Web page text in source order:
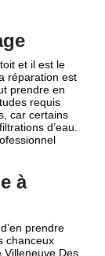
et il est le
réparation est
prendre en
requis
car certains
d’eau.
à
prendre
chanceux
Villeneuve Des